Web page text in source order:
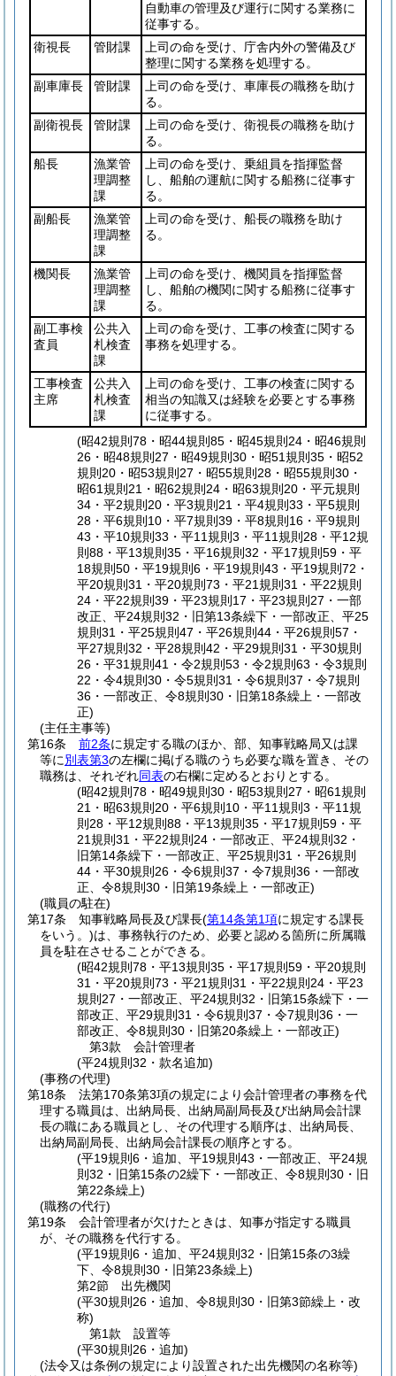
自動車の管理及び運行に関する業務に
従事する。
衛視長
管財課
上司の命を受け、庁舎内外の警備及び
整理に関する業務を処理する。
副車庫長
管財課
上司の命を受け、車庫長の職務を助け
る。
副衛視長
管財課
上司の命を受け、衛視長の職務を助け
る。
船長
漁業管
理調整
課
上司の命を受け、乗組員を指揮監督
し、船舶の運航に関する船務に従事す
る。
副船長
漁業管
理調整
課
上司の命を受け、船長の職務を助け
る。
機関長
漁業管
理調整
課
上司の命を受け、機関員を指揮監督
し、船舶の機関に関する船務に従事す
る。
副工事検
査員
公共入
札検査
課
上司の命を受け、工事の検査に関する
事務を処理する。
工事検査
主席
公共入
札検査
課
上司の命を受け、工事の検査に関する
相当の知識又は経験を必要とする事務
に従事する。
(昭42規則78・昭44規則85・昭45規則24・昭46規則
26・昭48規則27・昭49規則30・昭51規則35・昭52
規則20・昭53規則27・昭55規則28・昭55規則30・
昭61規則21・昭62規則24・昭63規則20・平元規則
34・平2規則20・平3規則21・平4規則33・平5規則
28・平6規則10・平7規則39・平8規則16・平9規則
43・平10規則33・平11規則3・平11規則28・平12規
則88・平13規則35・平16規則32・平17規則59・平
18規則50・平19規則6・平19規則43・平19規則72・
平20規則31・平20規則73・平21規則31・平22規則
24・平22規則39・平23規則17・平23規則27・一部
改正、平24規則32・旧第13条繰下・一部改正、平25
規則31・平25規則47・平26規則44・平26規則57・
平27規則32・平28規則42・平29規則31・平30規則
26・平31規則41・令2規則53・令2規則63・令3規則
22・令4規則30・令5規則31・令6規則37・令7規則
36・一部改正、令8規則30・旧第18条繰上・一部改
正)
(主任主事等)
第16条
前2条に規定する職のほか、部、知事戦略局又は課
等に別表第3の左欄に掲げる職のうち必要な職を置き、その
職務は、それぞれ同表の右欄に定めるとおりとする。
(昭42規則78・昭49規則30・昭53規則27・昭61規則
21・昭63規則20・平6規則10・平11規則3・平11規
則28・平12規則88・平13規則35・平17規則59・平
21規則31・平22規則24・一部改正、平24規則32・
旧第14条繰下・一部改正、平25規則31・平26規則
44・平30規則26・令6規則37・令7規則36・一部改
正、令8規則30・旧第19条繰上・一部改正)
(職員の駐在)
第17条
知事戦略局長及び課長(第14条第1項に規定する課長
をいう。)は、事務執行のため、必要と認める箇所に所属職
員を駐在させることができる。
(昭42規則78・平13規則35・平17規則59・平20規則
31・平20規則73・平21規則31・平22規則24・平23
規則27・一部改正、平24規則32・旧第15条繰下・一
部改正、平29規則31・令6規則37・令7規則36・一
部改正、令8規則30・旧第20条繰上・一部改正)
第3款
会計管理者
(平24規則32・款名追加)
(事務の代理)
第18条
法第170条第3項の規定により会計管理者の事務を代
理する職員は、出納局長、出納局副局長及び出納局会計課
長の職にある職員とし、その代理する順序は、出納局長、
出納局副局長、出納局会計課長の順序とする。
(平19規則6・追加、平19規則43・一部改正、平24規
則32・旧第15条の2繰下・一部改正、令8規則30・旧
第22条繰上)
(職務の代行)
第19条
会計管理者が欠けたときは、知事が指定する職員
が、その職務を代行する。
(平19規則6・追加、平24規則32・旧第15条の3繰
下、令8規則30・旧第23条繰上)
第2節
出先機関
(平30規則26・追加、令8規則30・旧第3節繰上・改
称)
第1款
設置等
(平30規則26・追加)
(法令又は条例の規定により設置された出先機関の名称等)